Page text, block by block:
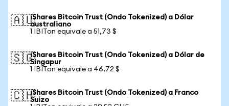
🇦🇺iShares Bitcoin Trust (Ondo Tokenized) a Dólar
australiano
1 IBITon equivale a 51,73 $
🇸🇬iShares Bitcoin Trust (Ondo Tokenized) a Dólar de
Singapur
1 IBITon equivale a 46,72 $
🇨🇭iShares Bitcoin Trust (Ondo Tokenized) a Franco
Suizo